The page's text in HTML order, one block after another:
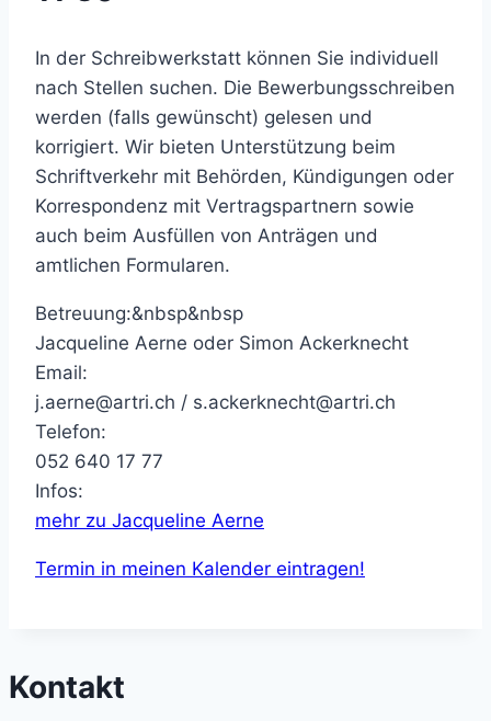
In der Schreibwerkstatt können Sie individuell
nach Stellen suchen. Die Bewerbungsschreiben
werden (falls gewünscht) gelesen und
korrigiert. Wir bieten Unterstützung beim
Schriftverkehr mit Behörden, Kündigungen oder
Korrespondenz mit Vertragspartnern sowie
auch beim Ausfüllen von Anträgen und
amtlichen Formularen.
Betreuung:&nbsp&nbsp
Jacqueline Aerne oder Simon Ackerknecht
Email:
j.aerne@artri.ch / s.ackerknecht@artri.ch
Telefon:
052 640 17 77
Infos:
mehr zu Jacqueline Aerne
Termin in meinen Kalender eintragen!
Kontakt